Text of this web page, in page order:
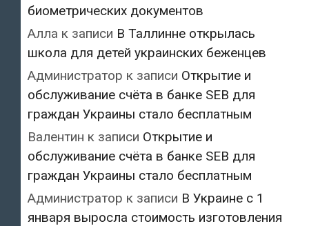
биометрических документов
Алла к записи В Таллинне открылась
школа для детей украинских беженцев
Администратор к записи Открытие и
обслуживание счёта в банке SEB для
граждан Украины стало бесплатным
Валентин к записи Открытие и
обслуживание счёта в банке SEB для
граждан Украины стало бесплатным
Администратор к записи В Украине с 1
января выросла стоимость изготовления